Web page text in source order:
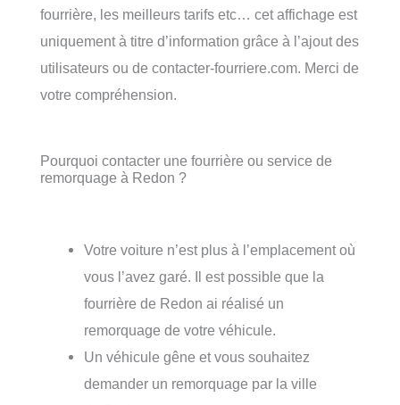
fourrière, les meilleurs tarifs etc… cet affichage est
uniquement à titre d’information grâce à l’ajout des
utilisateurs ou de contacter-fourriere.com. Merci de
votre compréhension.
Pourquoi contacter une fourrière ou service de
remorquage à Redon ?
Votre voiture n’est plus à l’emplacement où
vous l’avez garé. Il est possible que la
fourrière de Redon ai réalisé un
remorquage de votre véhicule.
Un véhicule gêne et vous souhaitez
demander un remorquage par la ville